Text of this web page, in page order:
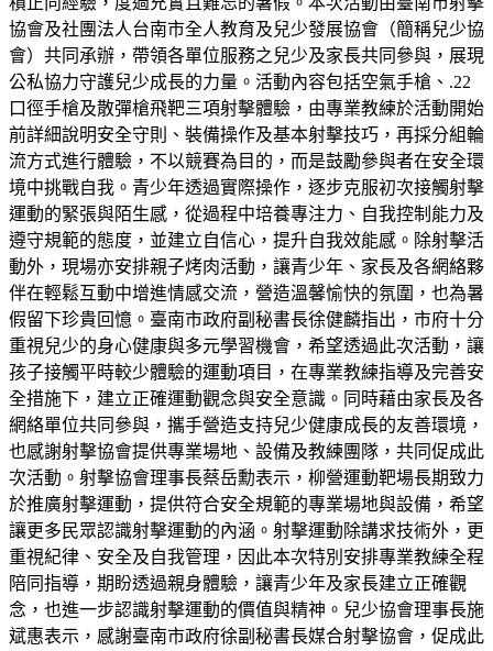
協會及社團法人台南市全人教育及兒少發展協會（簡稱兒少協
會）共同承辦，帶領各單位服務之兒少及家長共同參與，展現
公私協力守護兒少成長的力量。活動內容包括空氣手槍、.22
口徑手槍及散彈槍飛靶三項射擊體驗，由專業教練於活動開始
前詳細說明安全守則、裝備操作及基本射擊技巧，再採分組輪
流方式進行體驗，不以競賽為目的，而是鼓勵參與者在安全環
境中挑戰自我。青少年透過實際操作，逐步克服初次接觸射擊
運動的緊張與陌生感，從過程中培養專注力、自我控制能力及
遵守規範的態度，並建立自信心，提升自我效能感。除射擊活
動外，現場亦安排親子烤肉活動，讓青少年、家長及各網絡夥
伴在輕鬆互動中增進情感交流，營造溫馨愉快的氛圍，也為暑
假留下珍貴回憶。臺南市政府副秘書長徐健麟指出，市府十分
重視兒少的身心健康與多元學習機會，希望透過此次活動，讓
孩子接觸平時較少體驗的運動項目，在專業教練指導及完善安
全措施下，建立正確運動觀念與安全意識。同時藉由家長及各
網絡單位共同參與，攜手營造支持兒少健康成長的友善環境，
也感謝射擊協會提供專業場地、設備及教練團隊，共同促成此
次活動。射擊協會理事長蔡岳勳表示，柳營運動靶場長期致力
於推廣射擊運動，提供符合安全規範的專業場地與設備，希望
讓更多民眾認識射擊運動的內涵。射擊運動除講求技術外，更
重視紀律、安全及自我管理，因此本次特別安排專業教練全程
陪同指導，期盼透過親身體驗，讓青少年及家長建立正確觀
念，也進一步認識射擊運動的價值與精神。兒少協會理事長施
斌惠表示，感謝臺南市政府徐副秘書長媒合射擊協會，促成此